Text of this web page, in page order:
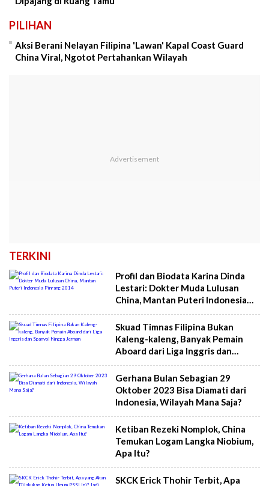
PILIHAN
Aksi Berani Nelayan Filipina 'Lawan' Kapal Coast Guard
China Viral, Ngotot Pertahankan Wilayah
TERKINI
Profil dan Biodata Karina Dinda
Lestari: Dokter Muda Lulusan
China, Mantan Puteri Indonesia
Pinrang 2014
Skuad Timnas Filipina Bukan
Kaleng-kaleng, Banyak Pemain
Aboard dari Liga Inggris dan
Spanyol hingga Jerman
Gerhana Bulan Sebagian 29
Oktober 2023 Bisa Diamati dari
Indonesia, Wilayah Mana Saja?
Ketiban Rezeki Nomplok, China
Temukan Logam Langka Niobium,
Apa Itu?
SKCK Erick Thohir Terbit, Apa